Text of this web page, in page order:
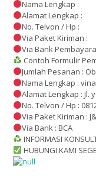
Nama Lengkap :
Alamat Lengkap :
No. Telvon / Hp :
Via Paket Kiriman :
Via Bank
Contoh Formulir
Jumlah Pesanan :
Nama Lengkap : vina
Alamat Lengkap : Jl.
No. Telvon / Hp :
Via Paket Kiriman :
Via Bank : BCA
INFORMASI
HUBUNGI KAMI